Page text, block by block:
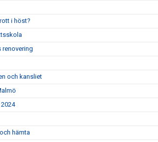
i höst?
renovering
och kansliet
hämta